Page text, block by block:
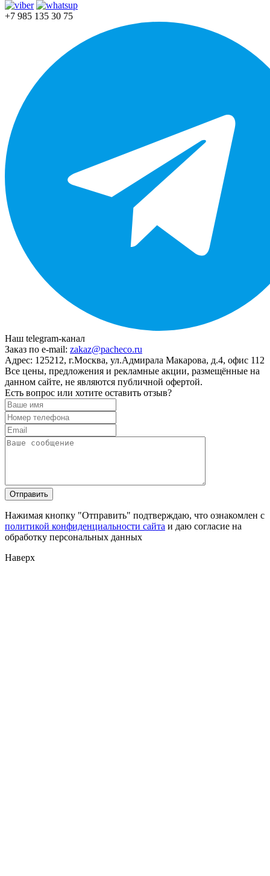
+7 985 135 30 75
Наш telegram-канал
Заказ по e-mail: zakaz@pacheco.ru
Адрес: 125212, г.Москва, ул.Адмирала Макарова, д.4, офис 112
Все цены, предложения и рекламные акции, размещённые на
данном сайте, не являются публичной офертой.
Есть вопрос или хотите оставить отзыв?
Нажимая кнопку "Отправить" подтверждаю, что ознакомлен с
политикой конфиденциальности сайта и даю согласие на
обработку персональных данных
Наверх